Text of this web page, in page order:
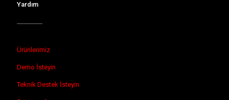
Yardım
Ürünlerimiz
Demo İsteyin
Teknik Destek İsteyin